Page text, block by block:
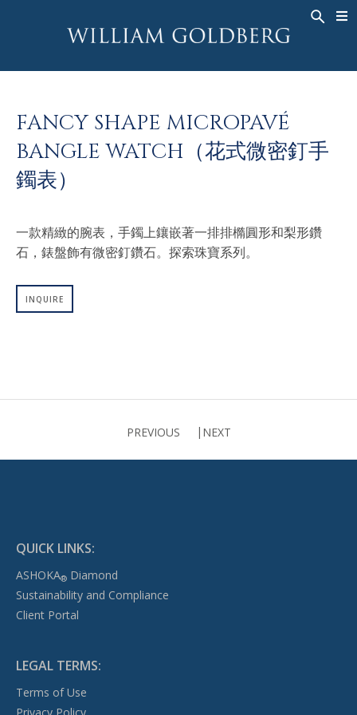
高級珠寶
男戒
項鍊
吊墜
手鐲
钟表
彩钻
ASHOKA 珠宝
戒指
BANDS
MEN'S RINGS
吊墜
耳飾
手鐲
TALISMAN
歷史
ASHOKA®
FANCY SHAPE MICROPAVÉ
BANGLE WATCH（花式微密釘手
鐲表）
一款精緻的腕表，手鐲上鑲嵌著一排排橢圓形和梨形鑽
石，錶盤飾有微密釘鑽石。探索珠寶系列。
INQUIRE
PREVIOUS NEXT
QUICK LINKS:
ASHOKA®Diamond
Sustainability and Compliance
Client Portal
LEGAL TERMS:
Terms of Use